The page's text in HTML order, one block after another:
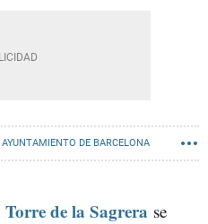
AYUNTAMIENTO DE BARCELONA
Torre de la Sagrera se